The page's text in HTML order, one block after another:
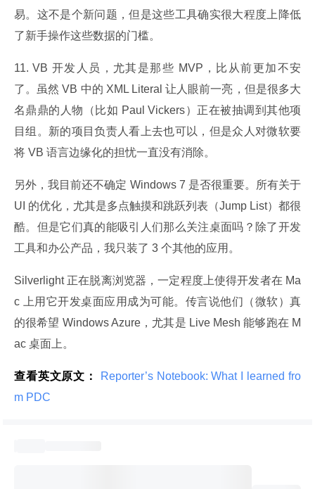
易。这不是个新问题，但是这些工具确实很大程度上降低
了新手操作这些数据的门槛。
11. VB 开发人员，尤其是那些 MVP，比从前更加不安
了。虽然 VB 中的 XML Literal 让人眼前一亮，但是很多大
名鼎鼎的人物（比如 Paul Vickers）正在被抽调到其他项
目组。新的项目负责人看上去也可以，但是众人对微软要
将 VB 语言边缘化的担忧一直没有消除。
另外，我目前还不确定 Windows 7 是否很重要。所有关于
UI 的优化，尤其是多点触摸和跳跃列表（Jump List）都很
酷。但是它们真的能吸引人们那么关注桌面吗？除了开发
工具和办公产品，我只装了 3 个其他的应用。
Silverlight 正在脱离浏览器，一定程度上使得开发者在 Ma
c 上用它开发桌面应用成为可能。传言说他们（微软）真
的很希望 Windows Azure，尤其是 Live Mesh 能够跑在 M
ac 桌面上。
查看英文原文：
Reporter’s Notebook: What I learned fro
m PDC